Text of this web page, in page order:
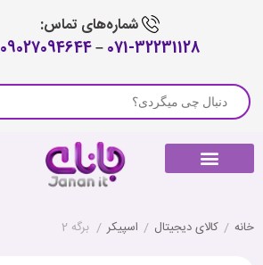
شماره‌های تماس:
071-32231128
–
09027094644
خانه / کالای دیجیتال / اسپیکر / برگه 2